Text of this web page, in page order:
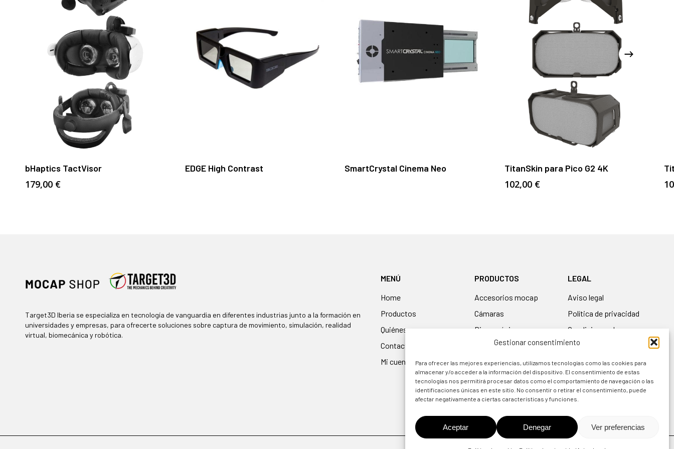
Gestionar consentimiento
Para ofrecer las mejores experiencias, utilizamos tecnologías como las cookies para
almacenar y/o acceder a la información del dispositivo. El consentimiento de estas
tecnologías nos permitirá procesar datos como el comportamiento de navegación o las
identificaciones únicas en este sitio. No consentir o retirar el consentimiento, puede
afectar negativamente a ciertas características y funciones.
Aceptar Denegar Ver preferencias
bHaptics TactVisor
179,00 €
EDGE High Contrast SmartCrystal Cinema Neo TitanSkin para Pico G2 4K
102,00 €
Target3D Iberia se especializa en tecnología de vanguardia en diferentes industrias junto a la formación en
universidades y empresas, para ofrecerte soluciones sobre captura de movimiento, simulación, realidad
virtual, biomecánica y robótica.
MENÚ
Home
Productos
Quiénes somos
Contacto
Mi cuenta
PRODUCTOS
accesorios mocap
cámaras
biomecánica
guantes
simuladores
equipos de
entrenamiento
LEGAL
Aviso legal
Política de privacidad
Condiciones de uso
Política de cookies
Política de devolución